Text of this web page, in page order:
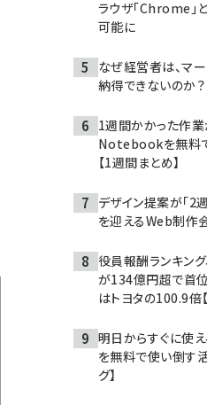
ラウザ「Chrome」
可能に
なぜ経営者は、マ
納得できないのか？
1週間かかった作
Notebookを無料
【1週間まとめ】
デザイン提案が「
を迎えるWeb制作
役員報酬ランキン
が134億円超で首
はトヨタの100.9倍
明日からすぐに使
を無料で使い倒す
グ】